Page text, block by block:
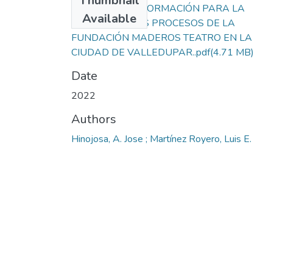
Available
SISTEMA DE INFORMACIÓN PARA LA
GESTIÓN DE LOS PROCESOS DE LA
FUNDACIÓN MADEROS TEATRO EN LA
CIUDAD DE VALLEDUPAR..pdf(4.71 MB)
Date
2022
Authors
Hinojosa, A. Jose ; Martínez Royero, Luis E.